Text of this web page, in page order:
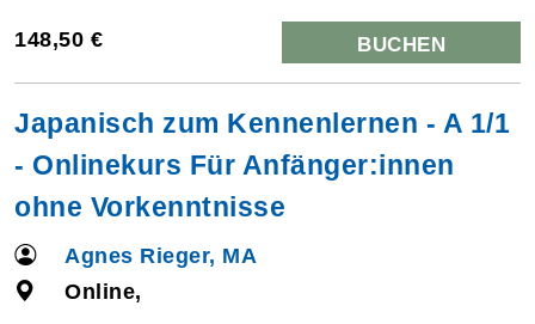
148,50 € BUCHEN
Japanisch zum Kennenlernen - A 1/1
- Onlinekurs Für Anfänger:innen
ohne Vorkenntnisse
Agnes Rieger, MA
Online,